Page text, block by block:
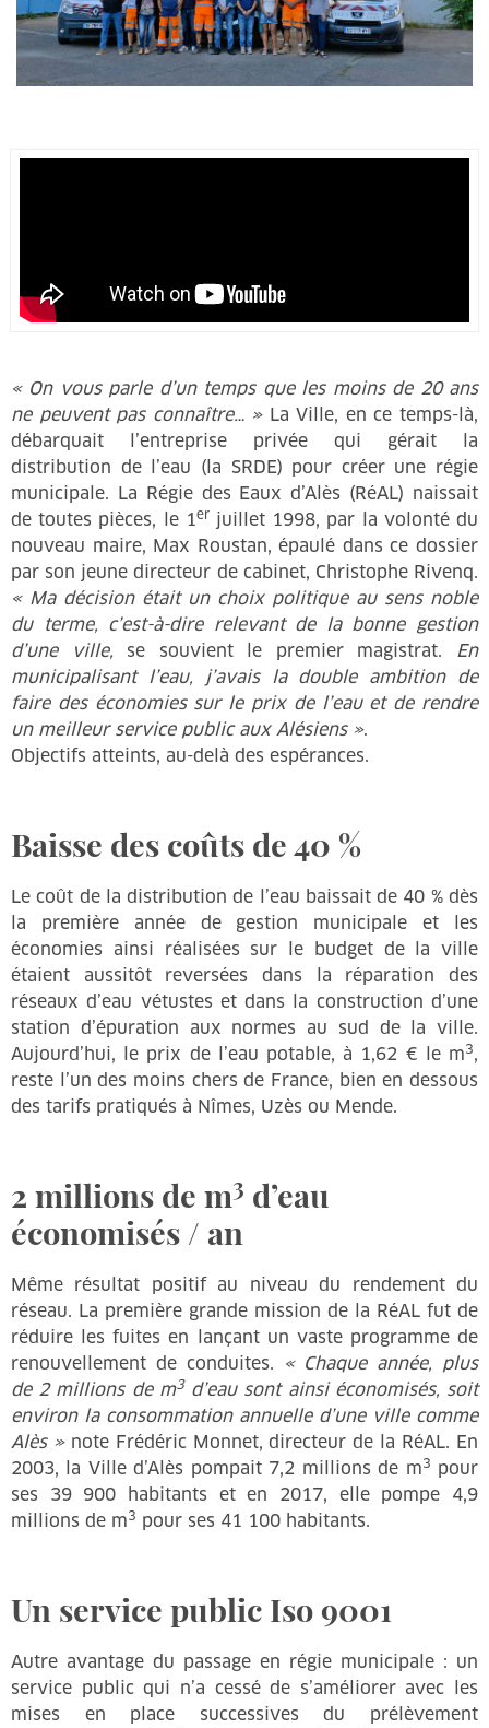
« On vous parle d’un temps que les moins de 20 ans
ne peuvent pas connaître… »La Ville, en ce temps-là,
débarquait l’entreprise privée qui gérait la
distribution de l’eau (la SRDE) pour créer une régie
municipale. La Régie des Eaux d’Alès (RéAL) naissait
de toutes pièces, le 1erjuillet 1998, par la volonté du
nouveau maire, Max Roustan, épaulé dans ce dossier
par son jeune directeur de cabinet, Christophe Rivenq.
« Ma décision était un choix politique au sens noble
du terme, c’est-à-dire relevant de la bonne gestion
d’une ville, se souvient le premier magistrat. En
municipalisant l’eau, j’avais la double ambition de
faire des économies sur le prix de l’eau et de rendre
un meilleur service public aux Alésiens ».
Objectifs atteints, au-delà des espérances.
Baisse des coûts de 40 %
Le coût de la distribution de l’eau baissait de 40 % dès
la première année de gestion municipale et les
économies ainsi réalisées sur le budget de la ville
étaient aussitôt reversées dans la réparation des
réseaux d’eau vétustes et dans la construction d’une
station d’épuration aux normes au sud de la ville.
Aujourd’hui, le prix de l’eau potable, à 1,62 € le m3,
reste l’un des moins chers de France, bien en dessous
des tarifs pratiqués à Nîmes, Uzès ou Mende.
2 millions de m3 d’eau
économisés / an
Même résultat positif au niveau du rendement du
réseau. La première grande mission de la RéAL fut de
réduire les fuites en lançant un vaste programme de
renouvellement de conduites. « Chaque année, plus
de 2 millions de m3d’eau sont ainsi économisés, soit
environ la consommation annuelle d’une ville comme
Alès »note Frédéric Monnet, directeur de la RéAL. En
2003, la Ville d’Alès pompait 7,2 millions de m3 pour
ses 39 900 habitants et en 2017, elle pompe 4,9
millions de m3 pour ses 41 100 habitants.
Un service public Iso 9001
Autre avantage du passage en régie municipale : un
service public qui n’a cessé de s’améliorer avec les
mises en place successives du prélèvement